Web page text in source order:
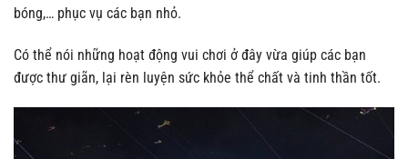
bóng,… phục vụ các bạn nhỏ.
Có thể nói những hoạt động vui chơi ở đây vừa giúp các bạn
được thư giãn, lại rèn luyện sức khỏe thể chất và tinh thần tốt.